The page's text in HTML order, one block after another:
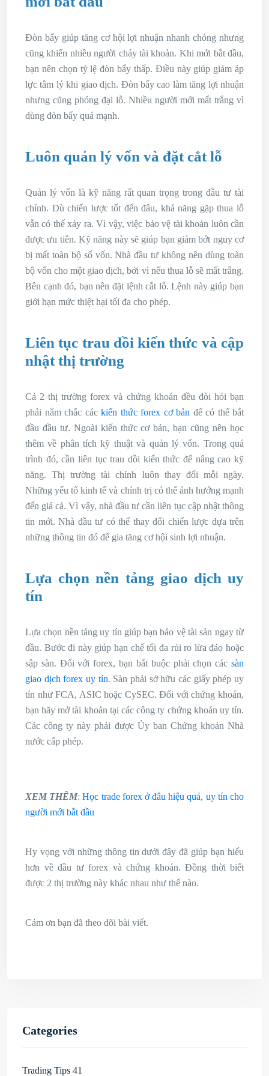
Đòn bẩy giúp tăng cơ hội lợi nhuận nhanh chóng nhưng
cũng khiến nhiều người cháy tài khoản. Khi mới bắt đầu,
bạn nên chọn tỷ lệ đòn bẩy thấp. Điều này giúp giảm áp
lực tâm lý khi giao dịch. Đòn bẩy cao làm tăng lợi nhuận
nhưng cũng phóng đại lỗ. Nhiều người mới mất trắng vì
dùng đòn bẩy quá mạnh.
Luôn quản lý vốn và đặt cắt lỗ
Quản lý vốn là kỹ năng rất quan trọng trong đầu tư tài
chính. Dù chiến lược tốt đến đâu, khả năng gặp thua lỗ
vẫn có thể xảy ra. Vì vậy, việc bảo vệ tài khoản luôn cần
được ưu tiên. Kỹ năng này sẽ giúp bạn giảm bớt nguy cơ
bị mất toàn bộ số vốn. Nhà đầu tư không nên dùng toàn
bộ vốn cho một giao dịch, bởi vì nếu thua lỗ sẽ mất trắng.
Bên cạnh đó, bạn nên đặt lệnh cắt lỗ. Lệnh này giúp bạn
giới hạn mức thiệt hại tối đa cho phép.
Liên tục trau dồi kiến thức và cập
nhật thị trường
Cả 2 thị trường forex và chứng khoán đều đòi hỏi bạn
phải nắm chắc các kiến thức forex cơ bản để có thể bắt
đầu đầu tư. Ngoài kiến thức cơ bản, bạn cũng nên học
thêm về phân tích kỹ thuật và quản lý vốn. Trong quá
trình đó, cần liên tục trau dồi kiến thức để nâng cao kỹ
năng. Thị trường tài chính luôn thay đổi mỗi ngày.
Những yếu tố kinh tế và chính trị có thể ảnh hưởng mạnh
đến giá cả. Vì vậy, nhà đầu tư cần liên tục cập nhật thông
tin mới. Nhà đầu tư có thể thay đổi chiến lược dựa trên
những thông tin đó để gia tăng cơ hội sinh lợi nhuận.
Lựa chọn nền tảng giao dịch uy
tín
Lựa chọn nền tảng uy tín giúp bạn bảo vệ tài sản ngay từ
đầu. Bước đi này giúp hạn chế tối đa rủi ro lừa đảo hoặc
sập sàn. Đối với forex, bạn bắt buộc phải chọn các sàn
giao dịch forex uy tín. Sàn phải sở hữu các giấy phép uy
tín như FCA, ASIC hoặc CySEC. Đối với chứng khoán,
bạn hãy mở tài khoản tại các công ty chứng khoán uy tín.
Các công ty này phải được Ủy ban Chứng khoán Nhà
nước cấp phép.
XEM THÊM:Học trade forex ở đâu hiệu quả, uy tín cho
người mới bắt đầu
Hy vọng với những thông tin dưới đây đã giúp bạn hiểu
hơn về đầu tư forex và chứng khoán. Đồng thời biết
được 2 thị trường này khác nhau như thế nào.
Cảm ơn bạn đã theo dõi bài viết.
Categories
Trading Tips 41